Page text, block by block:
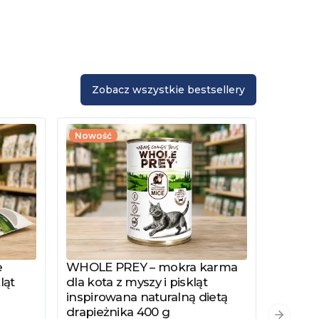
Zobacz wszystkie bestsellery
Nowość
Zobacz produkt
WHOLE PREY – mokra karma
dla kota z myszy i piskląt
inspirowana naturalną dietą
drapieżnika 400 g